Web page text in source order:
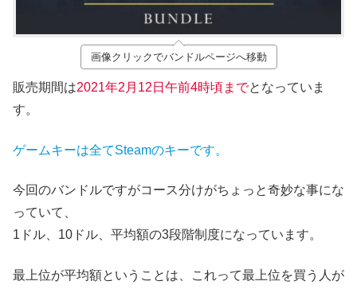
画像クリックでバンドルページへ移動
販売期間は2021年2月12日午前4時頃までとなっていま
す。
ゲームキーは全てSteamのキーです。
今回のバンドルですがコース分けがちょっと奇妙な事にな
っていて、
1ドル、10ドル、平均額の3段階制度になっています。
最上位が平均額ということは、これって最上位を買う人が